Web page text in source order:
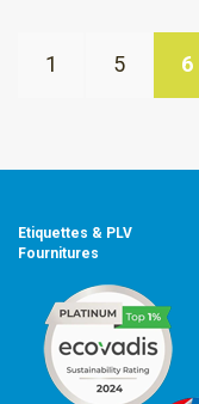
1 5 6
Etiquettes & PLV
Fournitures